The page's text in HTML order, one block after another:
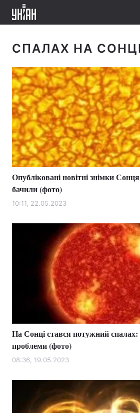
СПАЛАХ НА СОНЦІ
Опубліковані новітні знімки
бачили (фото)
10:11, 22.05.2023
На Сонці стався потужний спалах:
проблеми (фото)
08:36, 19.05.2023